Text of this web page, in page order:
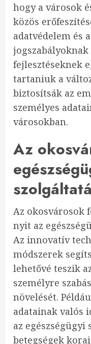
hogy a városok
közös
adatvédelem és
fejlesztéseknek
tartaniuk a
biztosítsák az
személyes
városokban.
Az
Az okosvárosok
nyit az
Az innovatív
módszerek
lehetővé teszik
személyre
növelését.
adatainak valós
az
betegségek